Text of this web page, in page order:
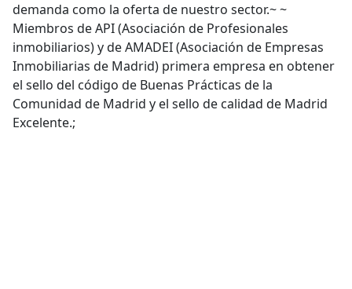
demanda como la oferta de nuestro sector.~ ~
Miembros de API (Asociación de Profesionales
inmobiliarios) y de AMADEI (Asociación de Empresas
Inmobiliarias de Madrid) primera empresa en obtener
el sello del código de Buenas Prácticas de la
Comunidad de Madrid y el sello de calidad de Madrid
Excelente.;